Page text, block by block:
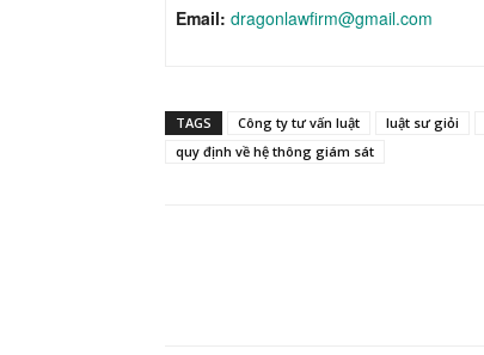
Email: dragonlawfirm@gmail.com
TAGS Công ty tư vấn luật luật sư giỏi
quy định về hệ thông giám sát